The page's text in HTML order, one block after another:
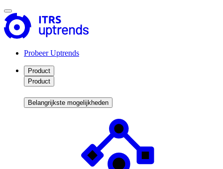
Probeer Uptrends
Product
Product
Belangrijkste mogelijkheden